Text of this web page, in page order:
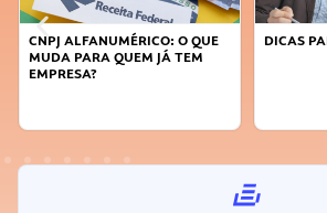
CNPJ ALFANUMÉRICO: O QUE
MUDA PARA QUEM JÁ TEM
EMPRESA?
DICAS